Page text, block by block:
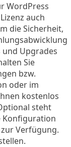
WordPress
auch
die Sicherheit,
Upgrades
Sie
bzw.
oder im
kostenlos
steht
Konfiguration
zur Verfügung.